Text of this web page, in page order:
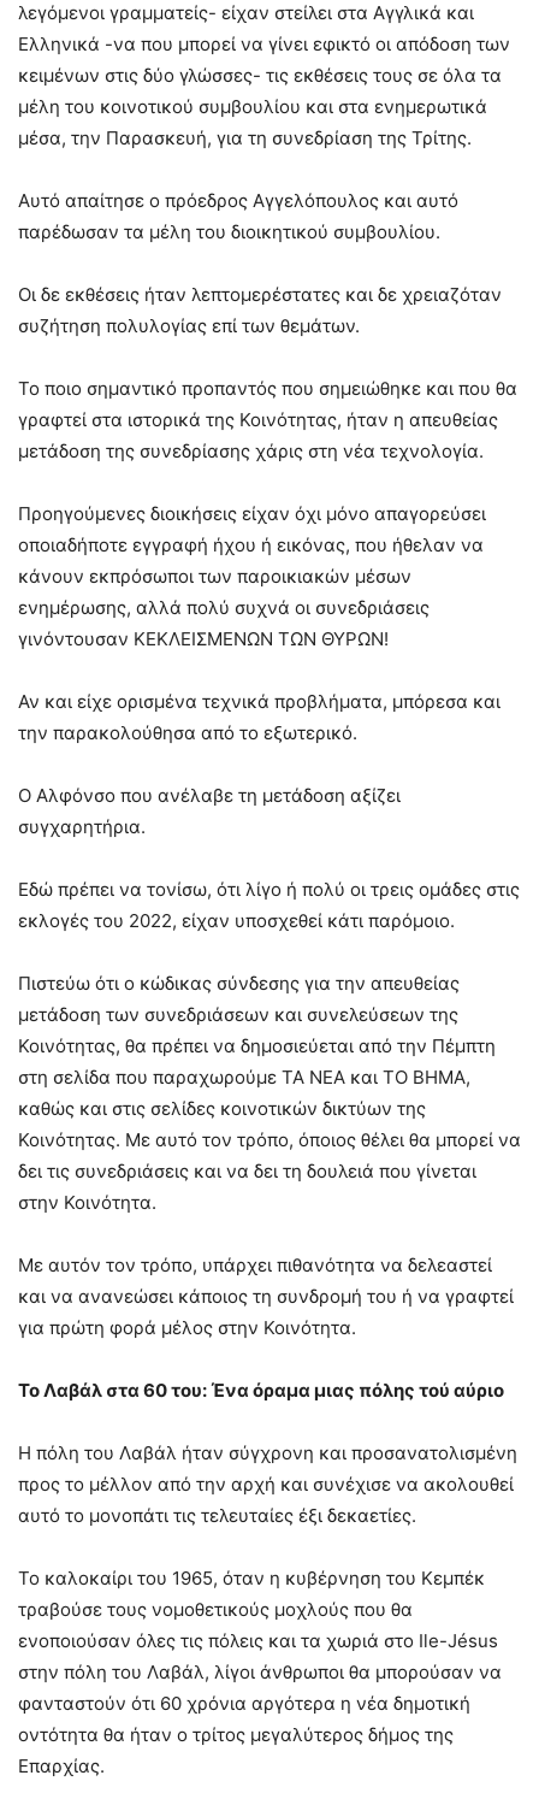
λεγόμενοι γραμματείς- είχαν στείλει στα Αγγλικά και
Ελληνικά -να που μπορεί να γίνει εφικτό οι απόδοση των
κειμένων στις δύο γλώσσες- τις εκθέσεις τους σε όλα τα
μέλη του κοινοτικού συμβουλίου και στα ενημερωτικά
μέσα, την Παρασκευή, για τη συνεδρίαση της Τρίτης.
Αυτό απαίτησε ο πρόεδρος Αγγελόπουλος και αυτό
παρέδωσαν τα μέλη του διοικητικού συμβουλίου.
Οι δε εκθέσεις ήταν λεπτομερέστατες και δε χρειαζόταν
συζήτηση πολυλογίας επί των θεμάτων.
Το ποιο σημαντικό προπαντός που σημειώθηκε και που θα
γραφτεί στα ιστορικά της Κοινότητας, ήταν η απευθείας
μετάδοση της συνεδρίασης χάρις στη νέα τεχνολογία.
Προηγούμενες διοικήσεις είχαν όχι μόνο απαγορεύσει
οποιαδήποτε εγγραφή ήχου ή εικόνας, που ήθελαν να
κάνουν εκπρόσωποι των παροικιακών μέσων
ενημέρωσης, αλλά πολύ συχνά οι συνεδριάσεις
γινόντουσαν ΚΕΚΛΕΙΣΜΕΝΩΝ ΤΩΝ ΘΥΡΩΝ!
Αν και είχε ορισμένα τεχνικά προβλήματα, μπόρεσα και
την παρακολούθησα από το εξωτερικό.
Ο Αλφόνσο που ανέλαβε τη μετάδοση αξίζει
συγχαρητήρια.
Εδώ πρέπει να τονίσω, ότι λίγο ή πολύ οι τρεις ομάδες στις
εκλογές του 2022, είχαν υποσχεθεί κάτι παρόμοιο.
Πιστεύω ότι ο κώδικας σύνδεσης για την απευθείας
μετάδοση των συνεδριάσεων και συνελεύσεων της
Κοινότητας, θα πρέπει να δημοσιεύεται από την Πέμπτη
στη σελίδα που παραχωρούμε ΤΑ ΝΕΑ και ΤΟ ΒΗΜΑ,
καθώς και στις σελίδες κοινοτικών δικτύων της
Κοινότητας. Με αυτό τον τρόπο, όποιος θέλει θα μπορεί να
δει τις συνεδριάσεις και να δει τη δουλειά που γίνεται
στην Κοινότητα.
Με αυτόν τον τρόπο, υπάρχει πιθανότητα να δελεαστεί
και να ανανεώσει κάποιος τη συνδρομή του ή να γραφτεί
για πρώτη φορά μέλος στην Κοινότητα.
Το Λαβάλ στα 60 του: Ένα όραμα μιας πόλης τού αύριο
Η πόλη του Λαβάλ ήταν σύγχρονη και προσανατολισμένη
προς το μέλλον από την αρχή και συνέχισε να ακολουθεί
αυτό το μονοπάτι τις τελευταίες έξι δεκαετίες.
Το καλοκαίρι του 1965, όταν η κυβέρνηση του Κεμπέκ
τραβούσε τους νομοθετικούς μοχλούς που θα
ενοποιούσαν όλες τις πόλεις και τα χωριά στο Ile-Jésus
στην πόλη του Λαβάλ, λίγοι άνθρωποι θα μπορούσαν να
φανταστούν ότι 60 χρόνια αργότερα η νέα δημοτική
οντότητα θα ήταν ο τρίτος μεγαλύτερος δήμος της
Επαρχίας.